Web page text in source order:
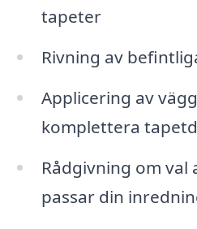
tapeter
Rivning av
Applicering av
komplettera
Rådgivning om val
passar din